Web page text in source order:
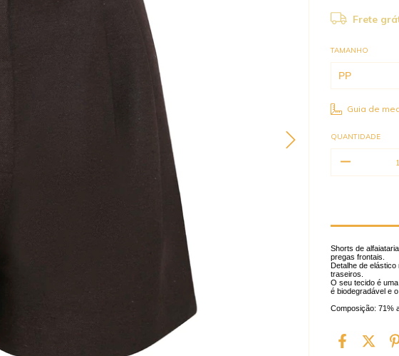
Frete
TAMANHO
Guia de
QUANTIDADE
Shorts de
pregas frontais.
Detalhe de
traseiros.
O seu tecido é
é biodegradável e
Composição: 71%